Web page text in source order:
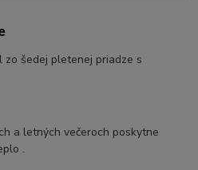
zo šedej pletenej priadze s
a letných večeroch poskytne
.